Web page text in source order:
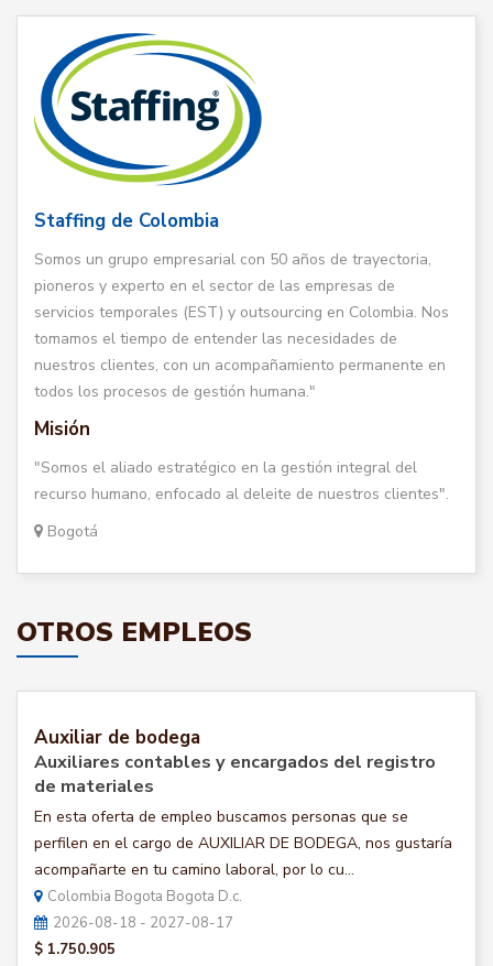
Staffing de Colombia
Somos un grupo empresarial con 50 años de trayectoria,
pioneros y experto en el sector de las empresas de
servicios temporales (EST) y outsourcing en Colombia. Nos
tomamos el tiempo de entender las necesidades de
nuestros clientes, con un acompañamiento permanente en
todos los procesos de gestión humana."
Misión
"Somos el aliado estratégico en la gestión integral del
recurso humano, enfocado al deleite de nuestros clientes".
Bogotá
OTROS EMPLEOS
Auxiliar de bodega
Auxiliares contables y encargados del registro
de materiales
En esta oferta de empleo buscamos personas que se
perfilen en el cargo de AUXILIAR DE BODEGA, nos gustaría
acompañarte en tu camino laboral, por lo cu...
Colombia Bogota Bogota D.c.
2026-08-18 - 2027-08-17
$ 1.750.905